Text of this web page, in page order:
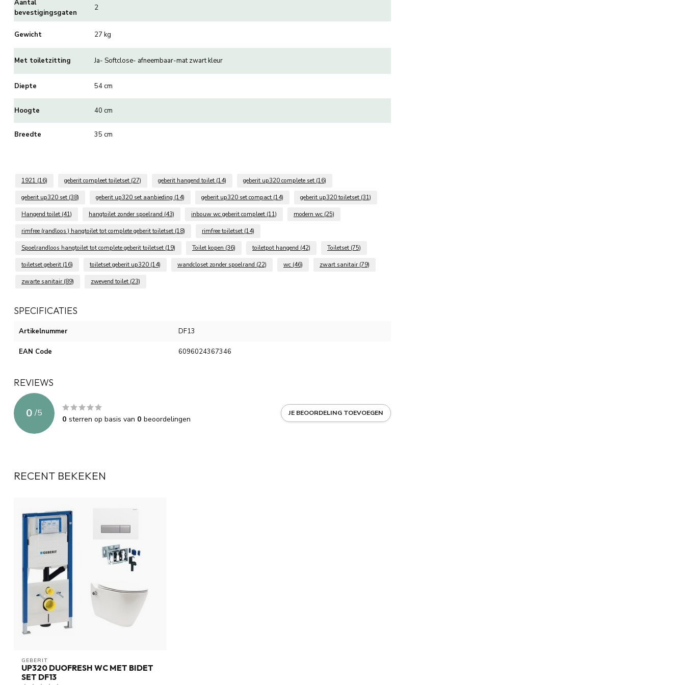
Aantal
bevestigingsgaten
2
Gewicht 27 kg
Met toiletzitting Ja- Softclose- afneembaar-mat zwart kleur
Diepte 54 cm
Hoogte 40 cm
Breedte 35 cm
1921 (16) geberit compleet toiletset (27) geberit hangend toilet (14) geberit up320 complete set (16)
geberit up320 set (38) geberit up320 set aanbieding (14) geberit up320 set compact (14) geberit up320 toiletset (31)
Hangend toilet (41) hangtoilet zonder spoelrand (43) inbouw wc geberit compleet (11) modern wc (25)
rimfree (randloos ) hangtoilet tot complete geberit toiletset (18) rimfree toiletset (14)
Spoelrandloos hangtoilet tot complete geberit toiletset (19) Toilet kopen (36) toiletpot hangend (42) Toiletset (75)
toiletset geberit (16) toiletset geberit up320 (14) wandcloset zonder spoelrand (22) wc (46) zwart sanitair (79)
zwarte sanitair (89) zwevend toilet (23)
SPECIFICATIES
Artikelnummer DF13
EAN Code 6096024367346
REVIEWS
0 /5
0 sterren op basis van 0 beoordelingen
JE BEOORDELING TOEVOEGEN
RECENT BEKEKEN
GEBERIT
UP320 DUOFRESH WC MET BIDET
SET DF13